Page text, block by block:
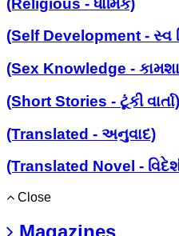
(Religious - ધાર્મિક)
(Self Development - સ્વ
(Sex Knowledge -
(Short Stories - ટૂંકી વાર્તા)
(Translated - અનુવાદ)
(Translated Novel -
Close
Magazines